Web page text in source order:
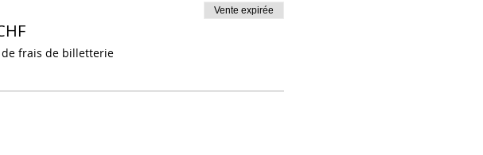
de frais de billetterie
Vente expirée